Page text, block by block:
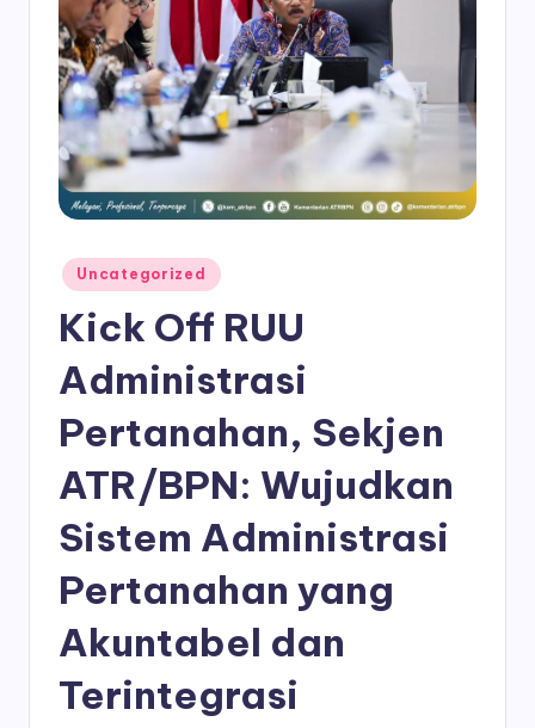
Posted
in
Uncategorized
Kick Off RUU
Administrasi
Pertanahan, Sekjen
ATR/BPN: Wujudkan
Sistem Administrasi
Pertanahan yang
Akuntabel dan
Terintegrasi